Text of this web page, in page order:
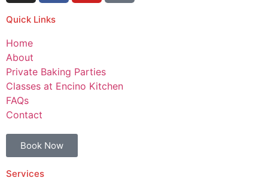
Quick Links
Home
About
Private Baking Parties
Classes at Encino Kitchen
FAQs
Contact
Book Now
Services